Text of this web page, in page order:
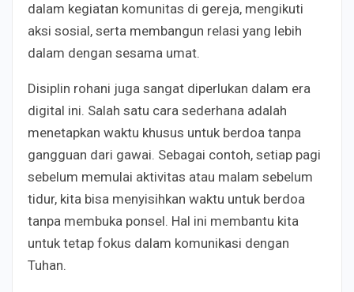
dalam kegiatan komunitas di gereja, mengikuti
aksi sosial, serta membangun relasi yang lebih
dalam dengan sesama umat.
Disiplin rohani juga sangat diperlukan dalam era
digital ini. Salah satu cara sederhana adalah
menetapkan waktu khusus untuk berdoa tanpa
gangguan dari gawai. Sebagai contoh, setiap pagi
sebelum memulai aktivitas atau malam sebelum
tidur, kita bisa menyisihkan waktu untuk berdoa
tanpa membuka ponsel. Hal ini membantu kita
untuk tetap fokus dalam komunikasi dengan
Tuhan.